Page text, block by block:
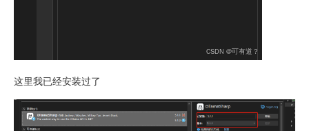
这里我已经安装过了